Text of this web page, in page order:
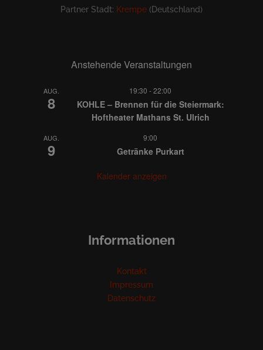
Partner Stadt: Krempe (Deutschland)
Anstehende Veranstaltungen
AUG.
8
19:30 -22:00
KOHLE – Brennen für die Steiermark:
Hoftheater Mathans St. Ulrich
AUG.
9
9:00
Getränke Purkart
Kalender anzeigen
Informationen
Kontakt
Impressum
Datenschutz